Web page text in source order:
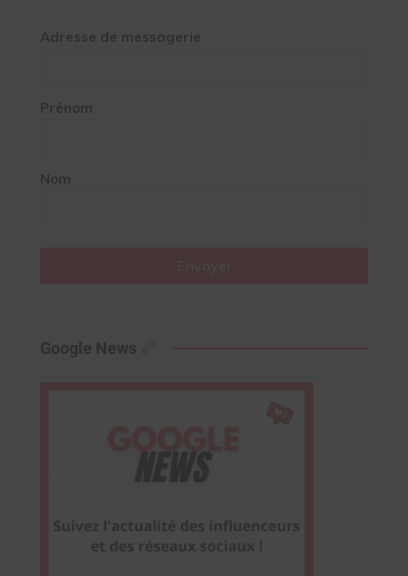
Adresse de messagerie
Prénom
Nom
Google News